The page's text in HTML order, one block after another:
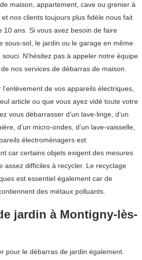
maison, appartement, cave ou grenier à
nos clients toujours plus fidèle nous fait
10 ans. Si vous avez besoin de faire
sous-sol, le jardin ou le garage en même
souci. N’hésitez pas à appeler notre équipe
nos services de débarras de maison.
de vos appareils électriques,
article ou que vous ayez vidé toute votre
vous débarrasser d’un lave-linge, d’un
d’un micro-ondes, d’un lave-vaisselle,
électroménagers est
car certains objets exigent des mesures
assez difficiles à recycler. Le recyclage
est essentiel également car de
des métaux polluants.
jardin à Montigny-lès-
pour le débarras de jardin également.